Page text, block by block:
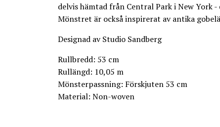
delvis hämtad från Central Park i New York
Mönstret är också inspirerat av antika
Designad av Studio Sandberg
Rullbredd: 53 cm
Rullängd: 10,05 m
Mönsterpassning: Förskjuten 53 cm
Material: Non-woven